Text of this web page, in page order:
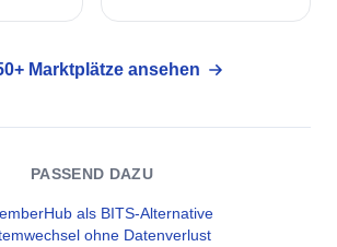
Marktplätze ansehen
PASSEND DAZU
als BITS-Alternative
ohne Datenverlust